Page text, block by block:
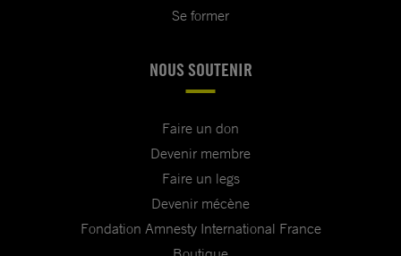
Se former
NOUS SOUTENIR
Faire un don
Devenir membre
Faire un legs
Devenir mécène
Fondation Amnesty International France